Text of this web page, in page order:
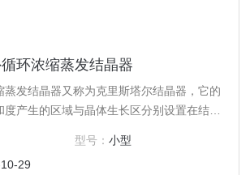
环浓缩蒸发结晶器
蒸发结晶器又称为克里斯塔尔结晶器，它的
产生的区域与晶体生长区分别设置在结晶
型号： 小型
29